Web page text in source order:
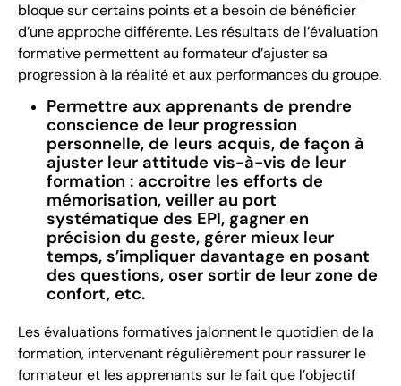
bloque sur certains points et a besoin de bénéficier
d’une approche différente. Les résultats de l’évaluation
formative permettent au formateur d’ajuster sa
progression à la réalité et aux performances du groupe.
Permettre aux apprenants de prendre
conscience de leur progression
personnelle, de leurs acquis, de façon à
ajuster leur attitude vis-à-vis de leur
formation : accroitre les efforts de
mémorisation, veiller au port
systématique des EPI, gagner en
précision du geste, gérer mieux leur
temps, s’impliquer davantage en posant
des questions, oser sortir de leur zone de
confort, etc.
Les évaluations formatives jalonnent le quotidien de la
formation, intervenant régulièrement pour rassurer le
formateur et les apprenants sur le fait que l’objectif